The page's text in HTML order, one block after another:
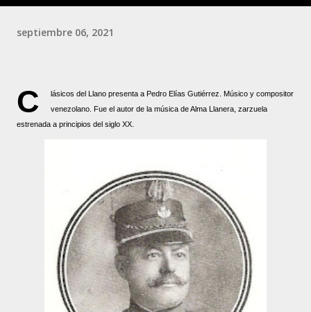
septiembre 06, 2021
C
lásicos del Llano presenta a Pedro Elías Gutiérrez. Músico y compositor
venezolano. Fue el autor de la música de Alma Llanera, zarzuela
estrenada a principios del siglo XX.